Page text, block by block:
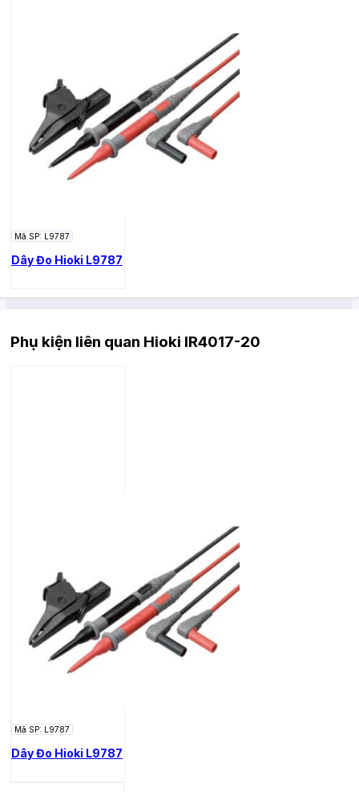
Mã SP: L9787
Dây Đo Hioki L9787
Phụ kiện liên quan Hioki IR4017-20
Mã SP: L9787
Dây Đo Hioki L9787